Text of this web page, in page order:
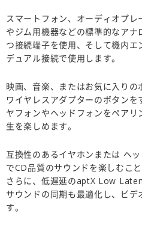
スマートフォン、オーディオプ
やジム用機器などの標準的なア
つ接続端子を使用、そして機内
デュアル接続で使用します。
映画、音楽、またはお気に入りの
ワイヤレスアダプターのボタン
ヤフォンやヘッドフォンをペア
生を楽しめます。
互換性のあるイヤホンまたは ヘ
でCD品質のサウンドを楽しむこと
さらに、低遅延のaptX Low
サウンドの同期も最適化し、ビ
す。